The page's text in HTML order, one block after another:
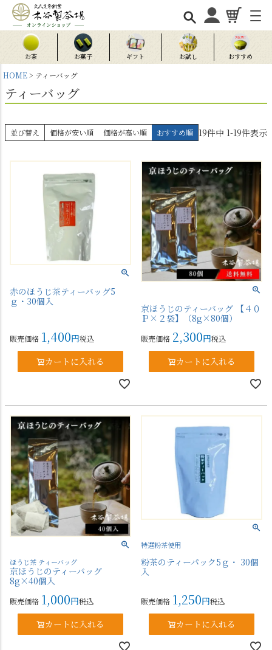
お茶 お菓子 ギフト お試し おすすめ
HOME ティーバッグ
ティーバッグ
並び替え 価格が安い順 価格が高い順 おすすめ順 19件中 1-19件表示
赤のほうじ茶ティーバッグ5
ｇ・30個入
販売価格 1,400 税込
カートに入れる
京ほうじのティーバッグ 【４０
Ｐ×２袋】（8g×80個）
販売価格 2,300 税込
カートに入れる
ほうじ茶 ティーバッグ
京ほうじのティーバッグ
8g×40個入
販売価格 1,000 税込
カートに入れる
特選粉茶使用
粉茶のティーパック5ｇ・ 30個
入
販売価格 1,250 税込
カートに入れる